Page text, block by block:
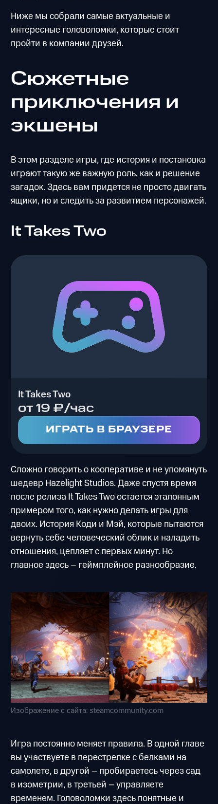
Ниже мы собрали самые актуальные и
интересные головоломки, которые стоит
пройти в компании друзей.
Сюжетные
приключения и
экшены
В этом разделе игры, где история и постановка
играют такую же важную роль, как и решение
загадок. Здесь вам придется не просто двигать
ящики, но и следить за развитием персонажей.
It Takes Two
It Takes Two
от 19 ₽/час
ИГРАТЬ В БРАУЗЕРЕ
Сложно говорить о кооперативе и не упомянуть
шедевр Hazelight Studios. Даже спустя время
после релиза It Takes Two остается эталонным
примером того, как нужно делать игры для
двоих. История Коди и Мэй, которые пытаются
вернуть себе человеческий облик и наладить
отношения, цепляет с первых минут. Но
главное здесь – геймплейное разнообразие.
Изображение с сайта: steamcommunity.com
Игра постоянно меняет правила. В одной главе
вы участвуете в перестрелке с белками на
самолете, в другой – пробираетесь через сад
в изометрии, в третьей – управляете
временем. Головоломки здесь понятные и